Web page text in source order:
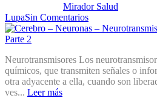
Mirador Salud
LupaSin Comentarios
Neurotransmisores Los
químicos, que transmiten señales o
otra adyacente a ella, cuando son
ves... Leer más